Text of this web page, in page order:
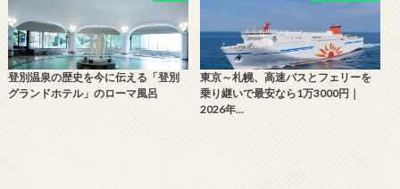
登別温泉の歴史を今に伝える「登別
グランドホテル」のローマ風呂
東京～札幌、高速バスとフェリーを
乗り継いで最安なら1万3000円｜
2026年…